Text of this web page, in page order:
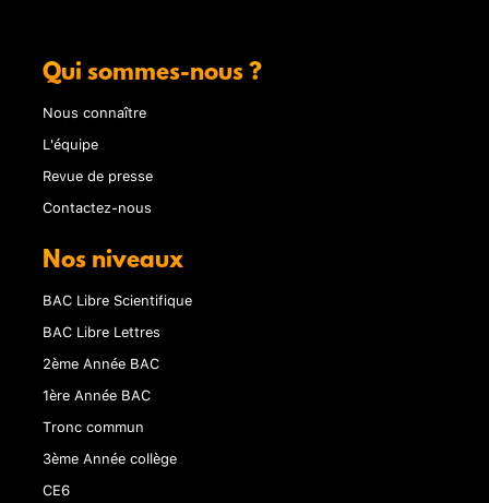
Qui sommes-nous ?
Nous connaître
L'équipe
Revue de presse
Contactez-nous
Nos niveaux
BAC Libre Scientifique
BAC Libre Lettres
2ème Année BAC
1ère Année BAC
Tronc commun
3ème Année collège
CE6